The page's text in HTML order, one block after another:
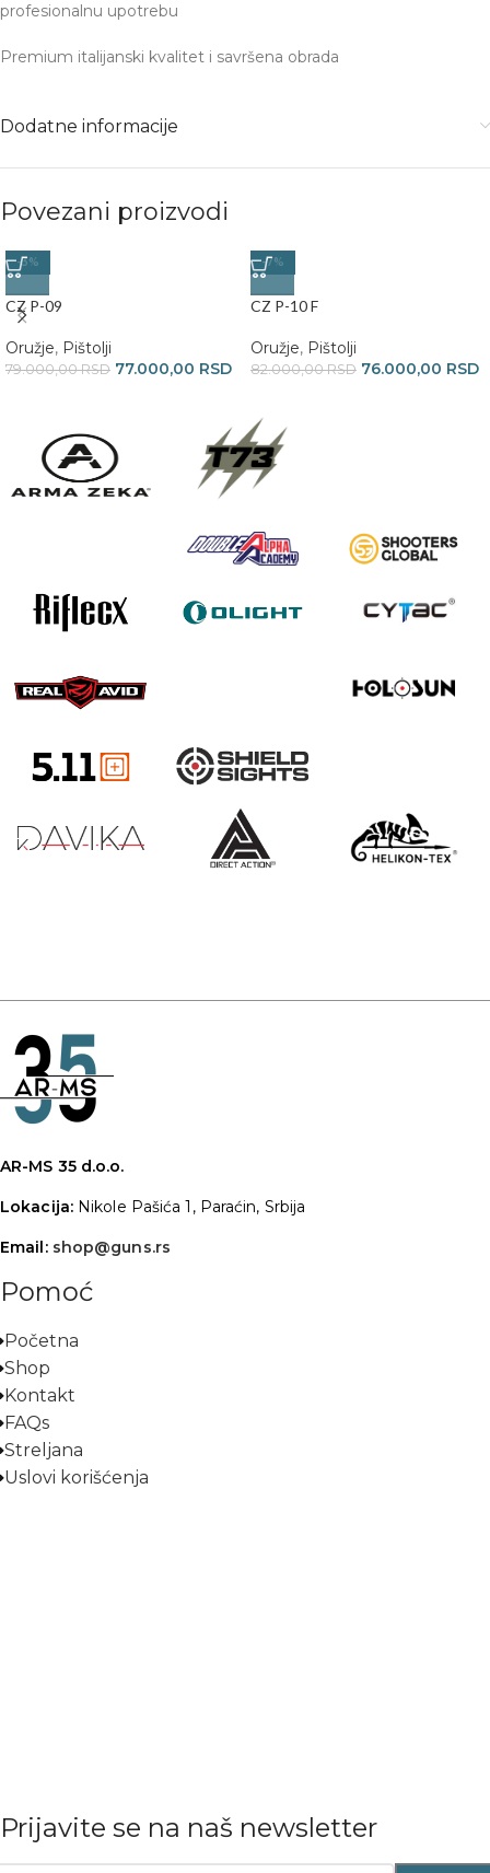
profesionalnu upotrebu
Premium italijanski kvalitet i savršena obrada
Dodatne informacije
Povezani proizvodi
-3%
CZ P-09
Oružje, Pištolji
79.000,00RSD 77.000,00 RSD
-7%
CZ P-10 F
Oružje, Pištolji
82.000,00RSD 76.000,00 RSD
AR-MS 35 d.o.o.
Lokacija:Nikole Pašića 1, Paraćin, Srbija
Email: shop@guns.rs
Pomoć
Početna
Shop
Kontakt
FAQs
Streljana
Uslovi korišćenja
Prijavite se na naš newsletter